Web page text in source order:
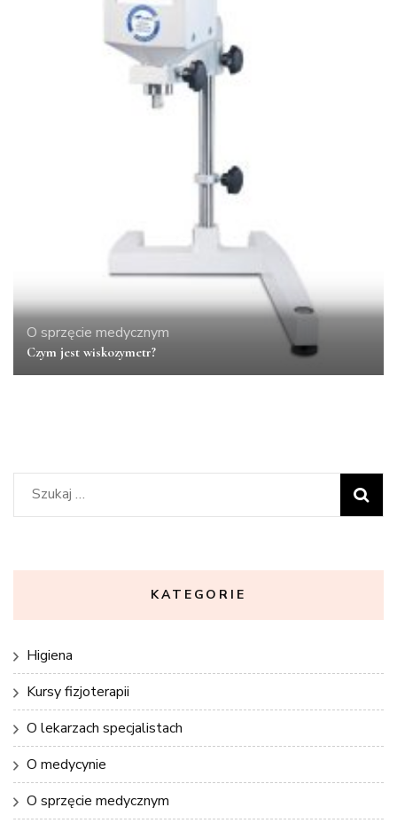
O sprzęcie medycznym
Czym jest wiskozymetr?
Szukaj:
KATEGORIE
Higiena
Kursy fizjoterapii
O lekarzach specjalistach
O medycynie
O sprzęcie medycznym